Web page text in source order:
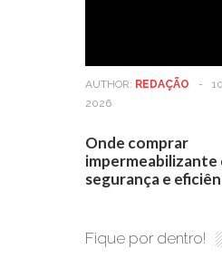
AUTHOR: REDAÇÃO -
2026
Onde comprar
impermeabilizante
segurança e
Fique por dentro!